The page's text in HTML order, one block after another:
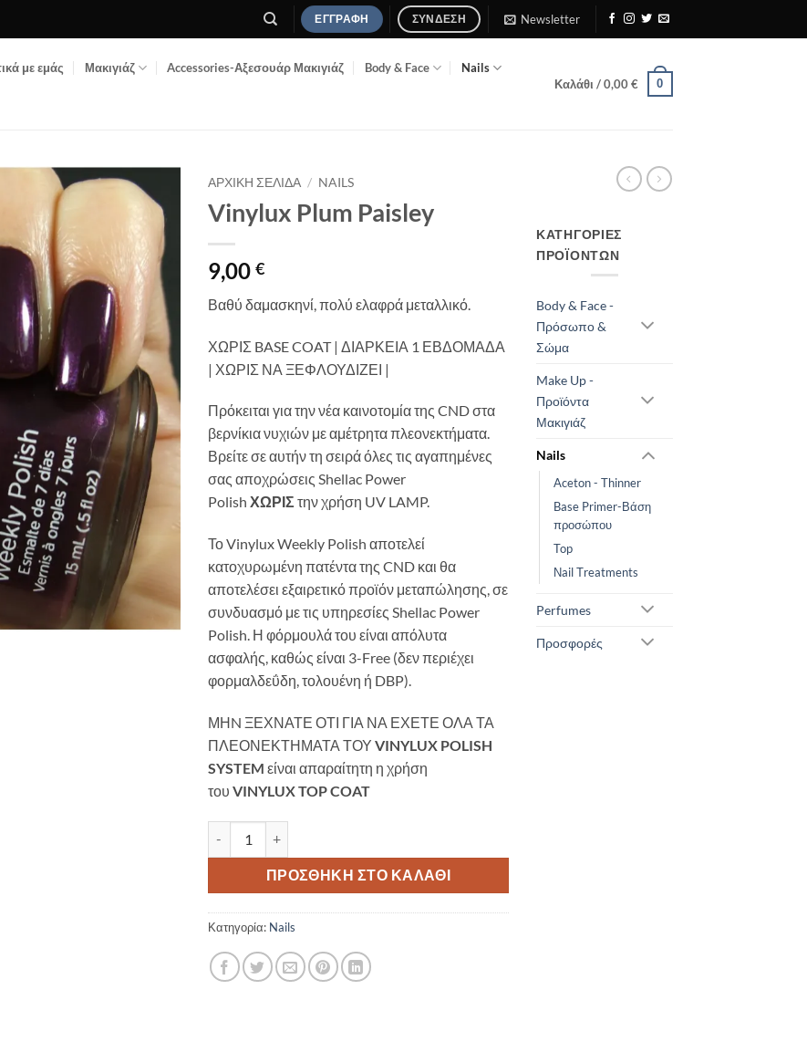
ΕΓΓΡΑΦΉ ΣΎΝΔΕΣΗ Newsletter
με εμάς Μακιγιάζ Accessories-Αξεσουάρ Μακιγιάζ Body & Face Nails
Καλάθι /0,00€ 0
Wishlist
ΑΡΧΙΚΉ ΣΕΛΊΔΑ / NAILS
Vinylux Plum Paisley
9,00 €
Βαθύ δαμασκηνί, πολύ ελαφρά μεταλλικό.
ΧΩΡΙΣ BASE COAT | ΔΙΑΡΚΕΙΑ 1 ΕΒΔΟΜΑΔΑ
| ΧΩΡΙΣ ΝΑ ΞΕΦΛΟΥΔΙΖΕΙ |
Πρόκειται για την νέα καινοτομία της CND στα
βερνίκια νυχιών με αμέτρητα πλεονεκτήματα.
Βρείτε σε αυτήν τη σειρά όλες τις αγαπημένες
σας αποχρώσεις Shellac Power
Polish ΧΩΡΙΣ την χρήση UV LAMP.
Το Vinylux Weekly Polish αποτελεί
κατοχυρωμένη πατέντα της CND και θα
αποτελέσει εξαιρετικό προϊόν μεταπώλησης, σε
συνδυασμό με τις υπηρεσίες Shellac Power
Polish. Η φόρμουλά του είναι απόλυτα
ασφαλής, καθώς είναι 3-Free (δεν περιέχει
φορμαλδεΰδη, τολουένη ή DBP).
ΜΗN ΞΕΧΝΑΤΕ ΟΤΙ ΓΙΑ ΝΑ ΕΧΕΤΕ ΟΛΑ ΤΑ
ΠΛΕΟΝΕΚΤΗΜΑΤΑ ΤΟΥ VINYLUX POLISH
SYSTEM είναι απαραίτητη η χρήση
του VINYLUX TOP COAT
ΠΡΟΣΘΉΚΗ ΣΤΟ ΚΑΛΆΘΙ
Κατηγορία: Nails
ΚΑΤΗΓΟΡΊΕΣ
ΠΡΟΪΌΝΤΩΝ
Body & Face -
Πρόσωπο &
Σώμα
Make Up -
Προϊόντα
Μακιγιάζ
Nails
Aceton - Thinner
Base Primer-Βάση
προσώπου
Top
Νail Τreatments
Perfumes
Προσφορές